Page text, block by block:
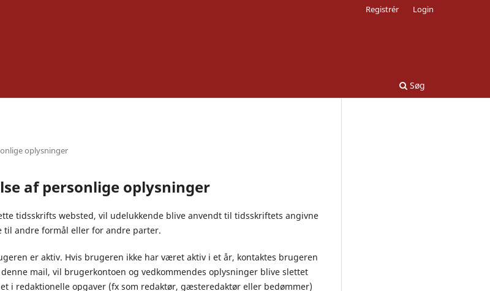
Søg
Registrér Login
oplysninger
af personlige oplysninger
tidsskrifts websted, vil udelukkende blive anvendt til tidsskriftets angivne
andre formål eller for andre parter.
er aktiv. Hvis brugeren ikke har været aktiv i et år, kontaktes brugeren
mail, vil brugerkontoen og vedkommendes oplysninger blive slettet
i redaktionelle opgaver (fx som redaktør, gæsteredaktør eller bedømmer)